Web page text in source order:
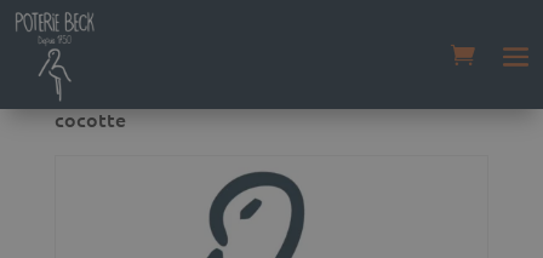
Accueil
cocotte